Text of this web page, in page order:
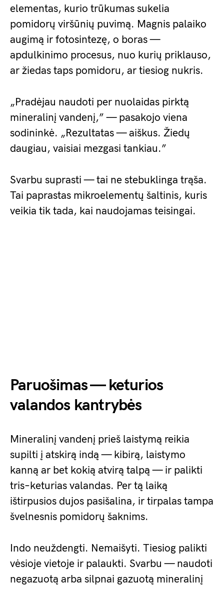
elementas, kurio trūkumas sukelia
pomidorų viršūnių puvimą. Magnis palaiko
augimą ir fotosintezę, o boras —
apdulkinimo procesus, nuo kurių priklauso,
ar žiedas taps pomidoru, ar tiesiog nukris.
„Pradėjau naudoti per nuolaidas pirktą
mineralinį vandenį,” — pasakojo viena
sodininkė. „Rezultatas — aiškus. Žiedų
daugiau, vaisiai mezgasi tankiau.”
Svarbu suprasti — tai ne stebuklinga trąša.
Tai paprastas mikroelementų šaltinis, kuris
veikia tik tada, kai naudojamas teisingai.
Paruošimas — keturios
valandos kantrybės
Mineralinį vandenį prieš laistymą reikia
supilti į atskirą indą — kibirą, laistymo
kanną ar bet kokią atvirą talpą — ir palikti
tris–keturias valandas. Per tą laiką
ištirpusios dujos pasišalina, ir tirpalas tampa
švelnesnis pomidorų šaknims.
Indo neuždengti. Nemaišyti. Tiesiog palikti
vėsioje vietoje ir palaukti. Svarbu — naudoti
negazuotą arba silpnai gazuotą mineralinį